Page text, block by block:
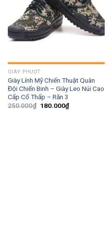
GIÀY PHƯỢT
Giày Lính Mỹ Chiến Thuật Quân
Đội Chiến Binh – Giày Leo Núi Cao
Cấp Cổ Thấp – Rằn 3
250.000₫ 180.000₫